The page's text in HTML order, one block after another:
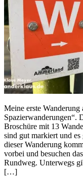
Meine erste
Spazierwanderungen“.
Broschüre mit 13
sind gut markiert und
dieser Wanderung
vorbei und besuchen
Rundweg. Unterwegs
[…]